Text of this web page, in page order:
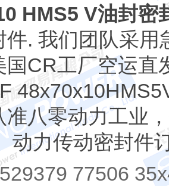
HMS5 V油封密
件. 我们团队采
国CR工厂空运直
准八零动力工业
动力传动密封件
77506